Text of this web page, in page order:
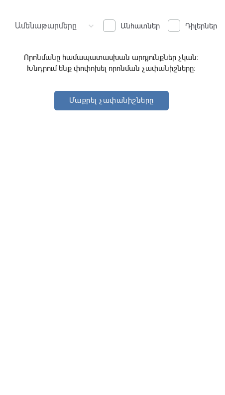
Ամենաթարմերը keyboard_arrow_down Անհատներ Դիլերներ
Որոնմանը համապատասխան արդյունքներ չկան:
Խնդրում ենք փոփոխել որոնման չափանիշները:
Մաքրել չափանիշները